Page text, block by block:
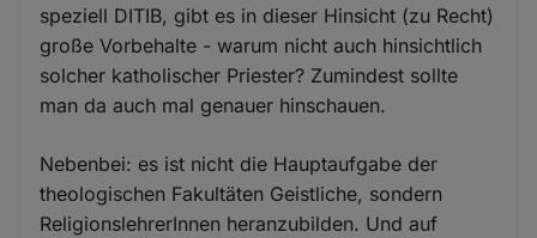
speziell DITIB, gibt es in dieser Hinsicht (zu Recht)
große Vorbehalte - warum nicht auch hinsichtlich
solcher katholischer Priester? Zumindest sollte
man da auch mal genauer hinschauen.
Nebenbei: es ist nicht die Hauptaufgabe der
theologischen Fakultäten Geistliche, sondern
ReligionslehrerInnen heranzubilden. Und auf